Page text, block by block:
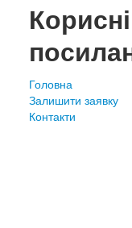
Корисні
Головна
Залишити заявку
Контакти